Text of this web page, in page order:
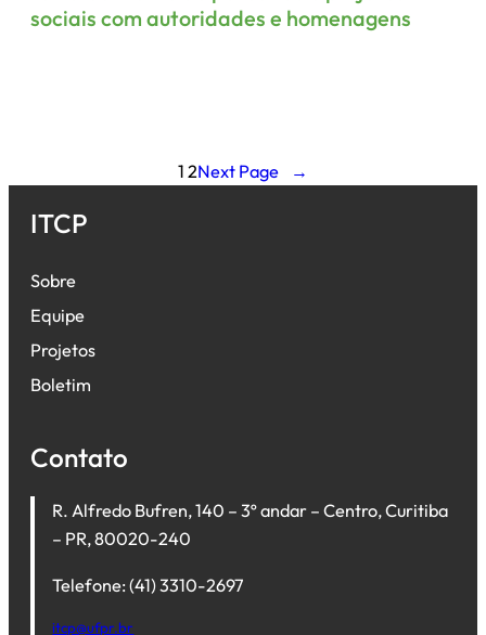
sociais com autoridades e homenagens
1 2Next Page →
ITCP
Sobre
Equipe
Projetos
Boletim
Contato
R. Alfredo Bufren, 140 – 3º andar – Centro, Curitiba
– PR, 80020-240
Telefone: (41) 3310-2697
itcp@ufpr.br